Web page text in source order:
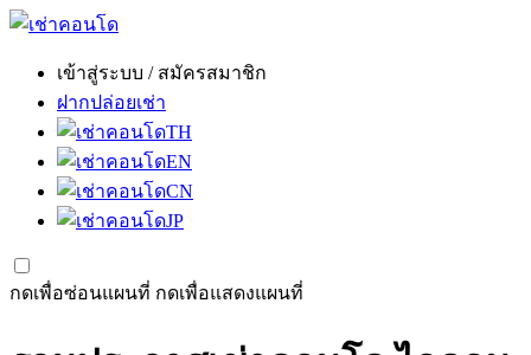
เข้าสู่ระบบ / สมัครสมาชิก
ฝากปล่อยเช่า
TH
EN
CN
JP
กดเพื่อซ่อนแผนที่ กดเพื่อแสดงแผนที่